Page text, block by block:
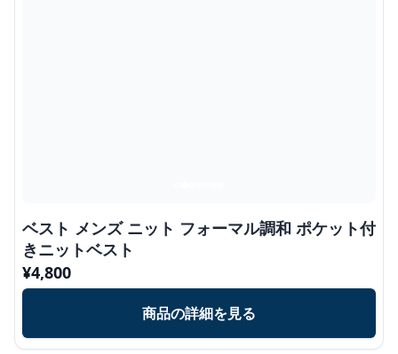
ベスト メンズ ニット フォーマル調和 ポケット付
きニットベスト
¥4,800
商品の詳細を見る